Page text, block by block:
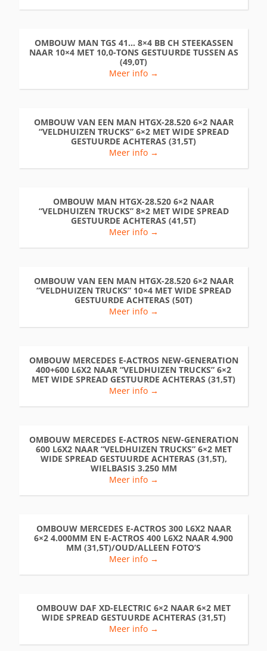
OMBOUW MAN TGS 41… 8×4 BB CH STEEKASSEN
NAAR 10×4 MET 10,0-TONS GESTUURDE TUSSEN AS
(49,0T)
Meer info →
OMBOUW VAN EEN MAN HTGX-28.520 6×2 NAAR
“VELDHUIZEN TRUCKS” 6×2 MET WIDE SPREAD
GESTUURDE ACHTERAS (31,5T)
Meer info →
OMBOUW MAN HTGX-28.520 6×2 NAAR
“VELDHUIZEN TRUCKS” 8×2 MET WIDE SPREAD
GESTUURDE ACHTERAS (41,5T)
Meer info →
OMBOUW VAN EEN MAN HTGX-28.520 6×2 NAAR
“VELDHUIZEN TRUCKS” 10×4 MET WIDE SPREAD
GESTUURDE ACHTERAS (50T)
Meer info →
OMBOUW MERCEDES E-ACTROS NEW-GENERATION
400+600 L6X2 NAAR “VELDHUIZEN TRUCKS” 6×2
MET WIDE SPREAD GESTUURDE ACHTERAS (31,5T)
Meer info →
OMBOUW MERCEDES E-ACTROS NEW-GENERATION
600 L6X2 NAAR “VELDHUIZEN TRUCKS” 6×2 MET
WIDE SPREAD GESTUURDE ACHTERAS (31,5T),
WIELBASIS 3.250 MM
Meer info →
OMBOUW MERCEDES E-ACTROS 300 L6X2 NAAR
6×2 4.000MM EN E-ACTROS 400 L6X2 NAAR 4.900
MM (31,5T)/OUD/ALLEEN FOTO’S
Meer info →
OMBOUW DAF XD-ELECTRIC 6×2 NAAR 6×2 MET
WIDE SPREAD GESTUURDE ACHTERAS (31,5T)
Meer info →